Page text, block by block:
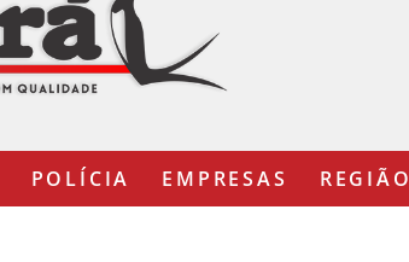
POLÍCIA EMPRESAS REGIÃO